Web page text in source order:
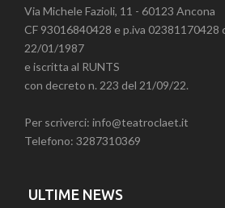
Via Michele Fazioli, 11 - 60123 Ancona
CF 93016840428 e p.iva 02381170428
22/01/1987
e iscritta al RUNTS
con decreto n. 223 del 21/09/22.
Per scriverci: info@teatroclaet.it
Telefono: 3287310369
ULTIME NEWS